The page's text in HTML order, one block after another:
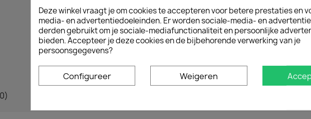
Let There Be Rock
Live Wire
Problem Child
Sin City
Bad Boy Boogie
Ac/Dc London
Deze winkel vraagt je om cookies te accepteren voor betere prestaties en
media- en advertentiedoeleinden. Er worden sociale-media- en
derden gebruikt om je sociale-mediafunctionaliteit en persoonlijke
bieden. Accepteer je deze cookies en de bijbehorende verwerking van je
persoonsgegevens?
Configureer Weigeren